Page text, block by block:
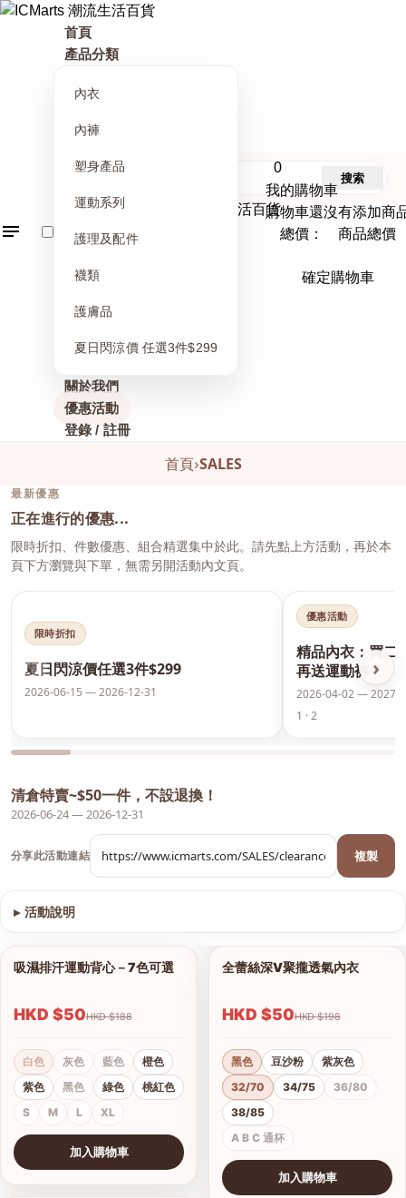
首頁
產品分類
內衣
內褲
塑身產品
運動系列
護理及配件
襪類
護膚品
夏日閃涼價 任選3件$299
關於我們
優惠活動
登錄 / 註冊
0
我的購物車
購物車還沒有添加商
總價： 商品總價
確定購物車
搜索
首頁›SALES
最新優惠
正在進行的優惠...
限時折扣、件數優惠、組合精選集中於此。請先點上方活動，再於本
頁下方瀏覽與下單，無需另開活動內文頁。
‹ ›
限時折扣
夏日閃涼價任選3件$299
2026-06-15 — 2026-12-31
優惠活動
精品內衣：買二
再送運動褲
2026-04-02 — 2027-
1 · 2
清倉特賣~$50一件，不設退換！
2026-06-24 — 2026-12-31
分享此活動連結 複製
▸ 活動說明
1/9
查看圖片
吸濕排汗運動背心－7色可選
HKD $50 HKD $188
白色 灰色 藍色
橙色
紫色
黑色 綠色
桃紅色
S
M L XL
加入購物車
查看圖片
全蕾絲深V聚攏透氣內衣
HKD $50 HKD $198
黑色 豆沙粉
紫灰色
32/70
34/75
36/80
38/85
A B C 通杯
加入購物車